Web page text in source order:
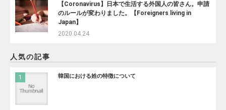
【Coronavirus】日本で生活する外国人の皆さん。申請
のルールが変わりました。【Foreigners living in
Japan】
2020.04.24
人気の記事
韓国における姓の特徴について